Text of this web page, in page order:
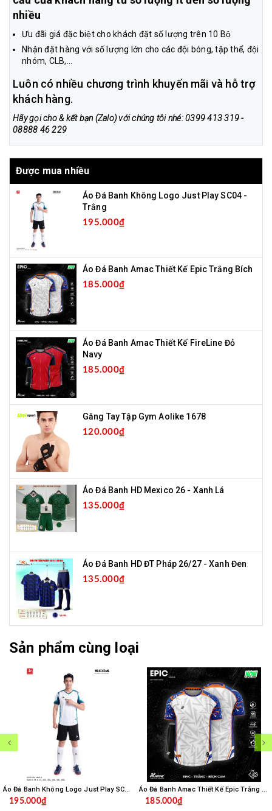
nhiều
Ưu đãi giá đặc biệt cho khách đặt số lượng trên 10 Bộ
Nhận đặt hàng với số lượng lớn cho các đội bóng, tập thể, đội
nhóm, CLB,...
Luôn có nhiều chương trình khuyến mãi và hỗ trợ
khách hàng.
Hãy gọi cho & kết bạn (Zalo) với chúng tôi nhé: 0399 413 319 -
08888 46 229
Được mua nhiều
Áo Đá Banh Không Logo Just Play SC04 -
Trắng
195.000₫
Áo Đá Banh Amac Thiết Kế Epic Trắng Bích
185.000₫
Áo Đá Banh Amac Thiết Kế FireLine Đỏ
Navy
185.000₫
Găng Tay Tập Gym Aolike 1678
120.000₫
Áo Đá Banh HD Mexico 26 - Xanh Lá
135.000₫
Áo Đá Banh HD ĐT Pháp 26/27 - Xanh Đen
135.000₫
Sản phẩm cùng loại
Áo Đá Banh Không Logo Just Play SC04 - Trắng
195.000₫
Áo Đá Banh Amac Thiết Kế Epic Trắng Bích
185.000₫